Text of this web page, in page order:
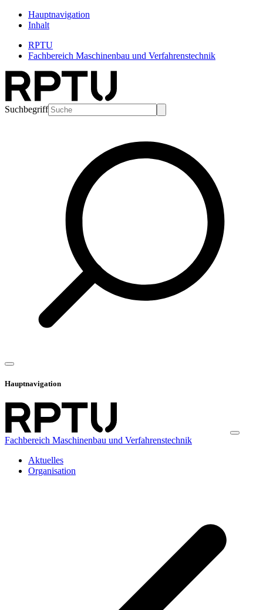
Hauptnavigation
Inhalt
RPTU
Fachbereich Maschinenbau und Verfahrenstechnik
Suchbegriff
Hauptnavigation
Fachbereich Maschinenbau und Verfahrenstechnik
Aktuelles
Organisation